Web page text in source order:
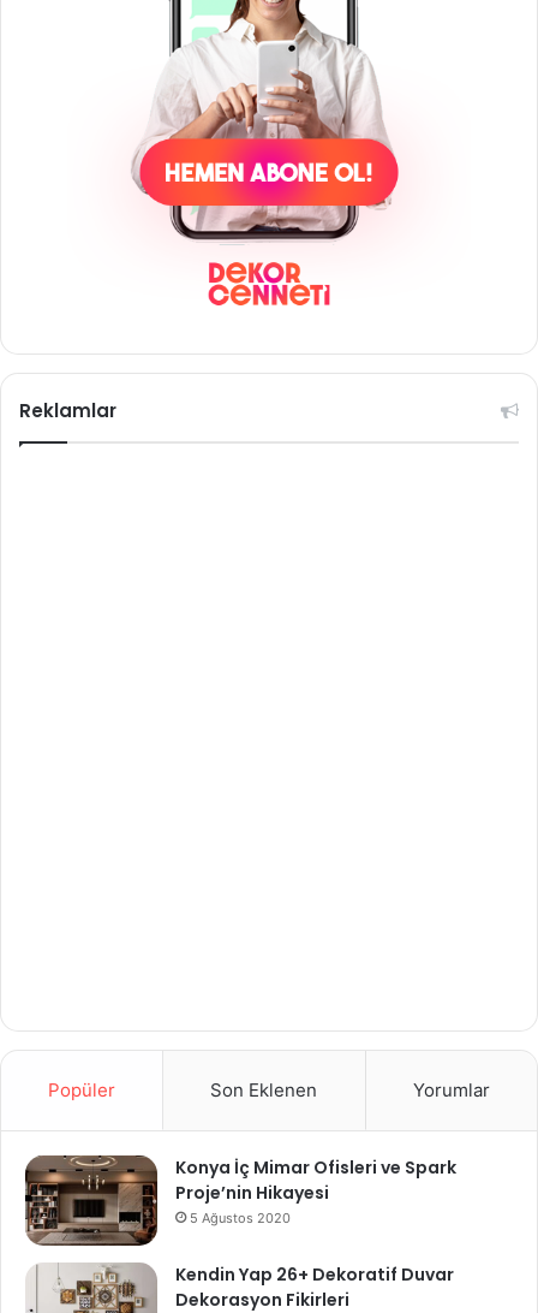
Reklamlar
Popüler Son Eklenen Yorumlar
Konya İç Mimar Ofisleri ve Spark
Proje’nin Hikayesi
5 Ağustos 2020
Kendin Yap 26+ Dekoratif Duvar
Dekorasyon Fikirleri